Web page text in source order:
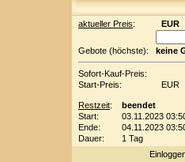
aktueller Preis: EUR
Gebote (höchste):
keine
Sofort-Kauf-Preis:
Start-Preis:
EUR
Restzeit:
beendet
Start:
03.11.2023
Ende:
04.11.2023
Dauer:
1 Tag